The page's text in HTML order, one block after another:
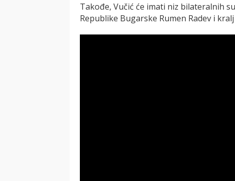
Takođe, Vučić će imati niz bilateralnih
Republike Bugarske Rumen Radev i